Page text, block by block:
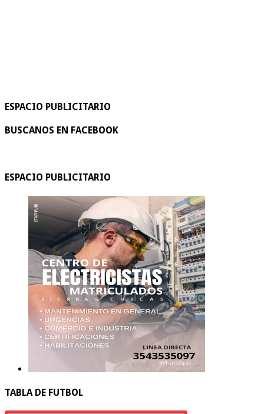
ESPACIO PUBLICITARIO
BUSCANOS EN FACEBOOK
ESPACIO PUBLICITARIO
TABLA DE FUTBOL